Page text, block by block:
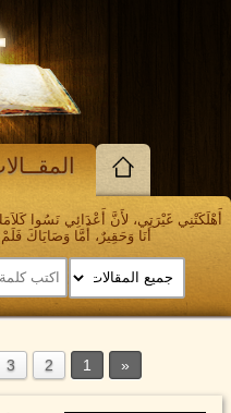
أَهْلَكَتْنِي غَيْرَتِي، لأَنَّ أَعْدَائِي نَسُوا
أَنَا وَحَقِيرٌ، أَمَّا وَصَايَاكَ فَلَمْ
1
2
3